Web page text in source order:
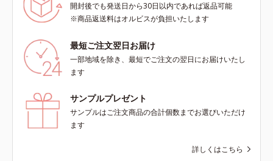
開封後でも発送日から30日以内であれば返品可能
※商品返送料はオルビスが負担いたします
最短ご注文翌日お届け
一部地域を除き、最短でご注文の翌日にお届けいたし
ます
サンプルプレゼント
サンプルはご注文商品の合計個数までお選びいただけ
ます
詳しくはこちら